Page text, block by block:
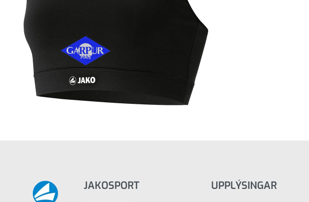
JAKOSPORT UPPLÝSINGAR